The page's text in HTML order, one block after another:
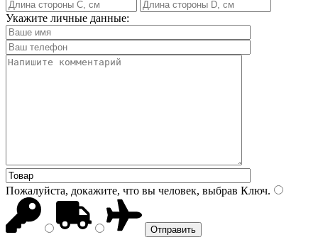
Укажите личные данные:
Пожалуйста, докажите, что вы человек, выбрав Ключ.